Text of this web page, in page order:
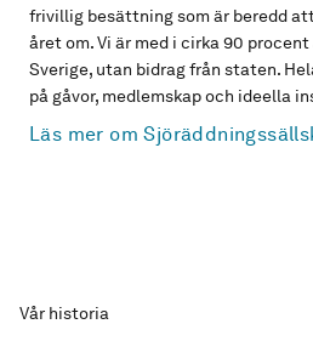
frivillig besättning som är beredd
året om. Vi är med i cirka 90
Sverige, utan bidrag från staten.
på gåvor, medlemskap och ideella
Läs mer om
Vår historia